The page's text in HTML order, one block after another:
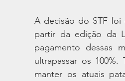
A decisão do STF foi
partir da edição da
pagamento dessas
ultrapassar os
manter os atuais